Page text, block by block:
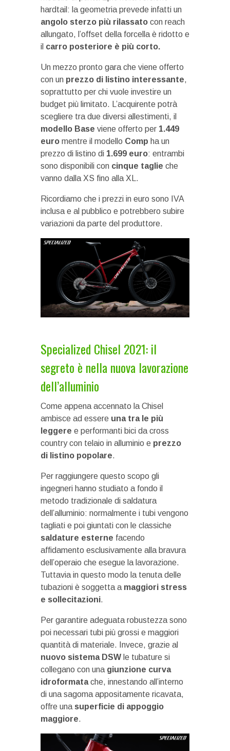
hardtail: la geometria prevede infatti un
angolo sterzo più rilassato con reach
allungato, l’offset della forcella è ridotto e
il carro posteriore è più corto.
Un mezzo pronto gara che viene offerto
con un prezzo di listino interessante,
soprattutto per chi vuole investire un
budget più limitato. L’acquirente potrà
scegliere tra due diversi allestimenti, il
modello Base viene offerto per 1.449
euro mentre il modello Comp ha un
prezzo di listino di 1.699 euro: entrambi
sono disponibili con cinque taglie che
vanno dalla XS fino alla XL.
Ricordiamo che i prezzi in euro sono IVA
inclusa e al pubblico e potrebbero subire
variazioni da parte del produttore.
Specialized Chisel 2021: il
segreto è nella nuova lavorazione
dell’alluminio
Come appena accennato la Chisel
ambisce ad essere una tra le più
leggere e performanti bici da cross
country con telaio in alluminio e prezzo
di listino popolare.
Per raggiungere questo scopo gli
ingegneri hanno studiato a fondo il
metodo tradizionale di saldatura
dell’alluminio: normalmente i tubi vengono
tagliati e poi giuntati con le classiche
saldature esterne facendo
affidamento esclusivamente alla bravura
dell’operaio che esegue la lavorazione.
Tuttavia in questo modo la tenuta delle
tubazioni è soggetta a maggiori stress
e sollecitazioni.
Per garantire adeguata robustezza sono
poi necessari tubi più grossi e maggiori
quantità di materiale. Invece, grazie al
nuovo sistema DSW le tubature si
collegano con una giunzione curva
idroformatache, innestando all’interno
di una sagoma appositamente ricavata,
offre una superficie di appoggio
maggiore.